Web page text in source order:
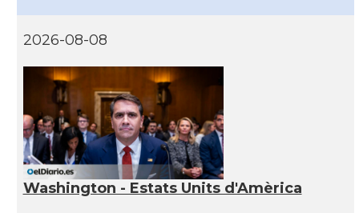
2026-08-08
Washington - Estats Units d'Amèrica